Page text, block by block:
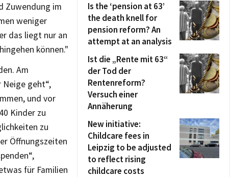
Zuwendung im
weniger
das liegt nur an
können."
Am
Neige geht“,
und vor
Kinder zu
zu
Öffnungszeiten
für Familien
Is the ‘pension at 63’
the death knell for
pension reform? An
attempt at an analysis
Ist die „Rente mit 63“
der Tod der
Rentenreform?
Versuch einer
Annäherung
New initiative:
Childcare fees in
Leipzig to be adjusted
to reflect rising
childcare costs